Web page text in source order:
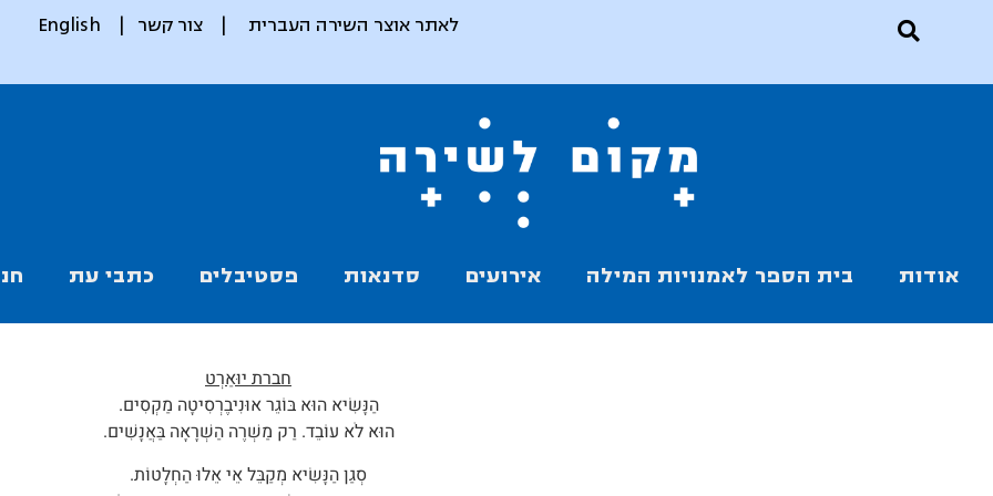
לאתר אוצר השירה העברית| צור קשר |
English
אודות בית הספר לאמנויות המילה אירועים סדנאות פסטיבלים כתבי עת
חברת יוּאַרְט
הַנָּשִׂיא הוּא בּוֹגֵר אוּנִיבֶרְסִיטָה מַקְסִים.
הוּא לֹא עוֹבֵד. רַק מַשְׁרֶה הַשְׁרָאָה בַּאֲנָשִׁים.
סְגַן הַנָּשִׂיא מְקַבֵּל אֵי אֵלוּ הַחְלָטוֹת.